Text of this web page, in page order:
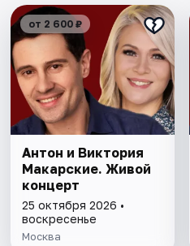
от 2 600 ₽
Антон и Виктория
Макарские. Живой
концерт
25 октября 2026 •
воскресенье
Москва